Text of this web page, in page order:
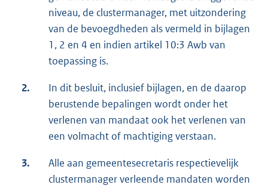
niveau, de clustermanager, met uitzondering
van de bevoegdheden als vermeld in bijlagen
1, 2 en 4 en indien artikel 10:3 Awb van
toepassing is.
2.
In dit besluit, inclusief bijlagen, en de daarop
berustende bepalingen wordt onder het
verlenen van mandaat ook het verlenen van
een volmacht of machtiging verstaan.
3.
Alle aan gemeentesecretaris respectievelijk
clustermanager verleende mandaten worden